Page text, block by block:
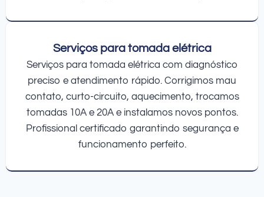
Serviços para tomada elétrica
Serviços para tomada elétrica com diagnóstico
preciso e atendimento rápido. Corrigimos mau
contato, curto-circuito, aquecimento, trocamos
tomadas 10A e 20A e instalamos novos pontos.
Profissional certificado garantindo segurança e
funcionamento perfeito.